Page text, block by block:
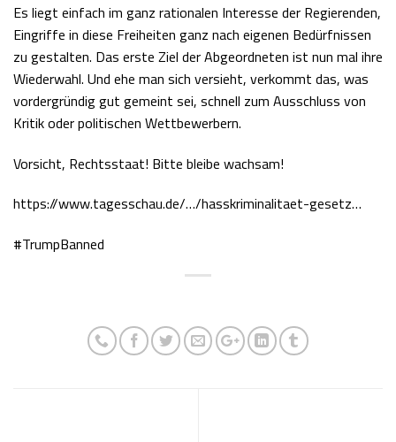
Es liegt einfach im ganz rationalen Interesse der Regierenden,
Eingriffe in diese Freiheiten ganz nach eigenen Bedürfnissen
zu gestalten. Das erste Ziel der Abgeordneten ist nun mal ihre
Wiederwahl. Und ehe man sich versieht, verkommt das, was
vordergründig gut gemeint sei, schnell zum Ausschluss von
Kritik oder politischen Wettbewerbern.
Vorsicht, Rechtsstaat! Bitte bleibe wachsam!
https://www.tagesschau.de/…/hasskriminalitaet-gesetz…
#TrumpBanned